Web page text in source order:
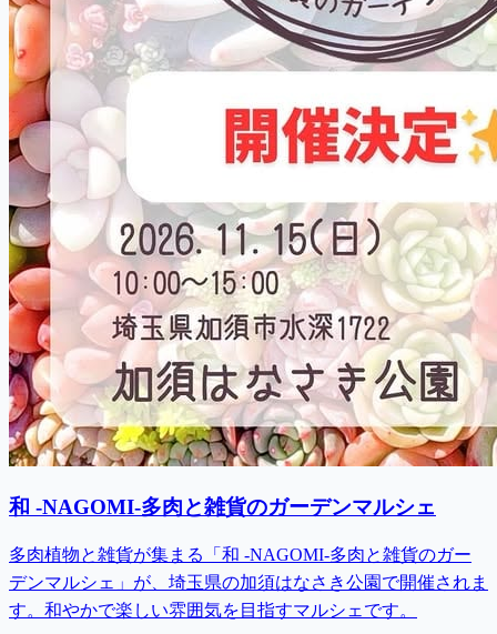
和 -NAGOMI-多肉と雑貨のガーデンマルシェ
多肉植物と雑貨が集まる「和 -NAGOMI-多肉と雑貨のガー
デンマルシェ」が、埼玉県の加須はなさき公園で開催されま
す。和やかで楽しい雰囲気を目指すマルシェです。